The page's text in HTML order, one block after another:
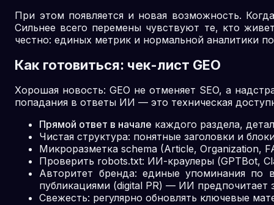
При этом появляется и новая возможность.
Сильнее всего перемены чувствуют те, кто
честно: единых метрик и нормальной аналитики
Как готовиться: чек-лист GEO
Хорошая новость: GEO не отменяет SEO, а
попадания в ответы ИИ — это техническая
Прямой ответ в начале каждого раздела,
Чистая структура: понятные заголовки и
Микроразметка schema (Article, Organization,
Проверить robots.txt: ИИ-краулеры (GPTBot,
Авторитет бренда: единые упоминания по
публикациями (digital PR) — ИИ предпочитает
Свежесть: регулярно обновлять ключевые